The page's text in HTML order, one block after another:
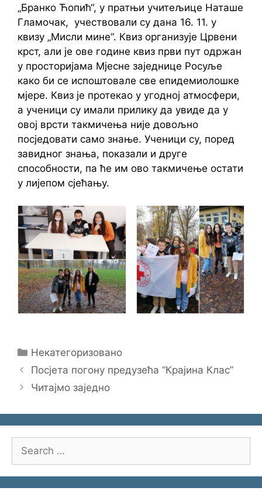
„Бранко Ћопић“, у пратњи учитељице Наташе
Гламочак, учествовали су дана 16. 11. у
квизу „Мисли мине“. Квиз организује Црвени
крст, али је ове године квиз први пут одржан
у просторијама Мјесне заједнице Росуље
како би се испоштовале све епидемиолошке
мјере. Квиз је протекао у угодној атмосфери,
а ученици су имали прилику да увиде да у
овој врсти такмичења није довољно
посједовати само знање. Ученици су, поред
завидног знања, показали и друге
способности, па ће им ово такмичење остати
у лијепом сјећању.
Categories
Некатегоризовано
Посјета погону предузећа “Крајина Клас”
Читајмо заједно
for: